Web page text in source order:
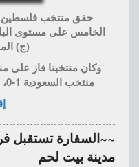
حقق منتخب فلسطين
الخامس على مستوى
(ج)
منتخب السعودية 1-0، ومنتخب لبنان بنتيجة 3-1، في
~~السفارة تستقبل
مدينة بيت لحم